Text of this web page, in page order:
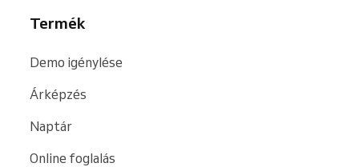
Termék
Demo igénylése
Árképzés
Naptár
Online foglalás